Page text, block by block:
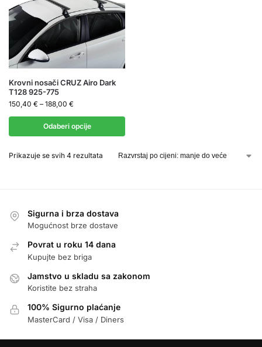
Krovni nosači CRUZ Airo Dark
T128 925-775
150,40 € – 188,00 €
Odaberi opcije
Prikazuje se svih 4 rezultata
Sigurna i brza dostava
Mogućnost brze dostave
Povrat u roku 14 dana
Kupujte bez briga
Jamstvo u skladu sa zakonom
Koristite bez straha
100% Sigurno plaćanje
MasterCard / Visa / Diners